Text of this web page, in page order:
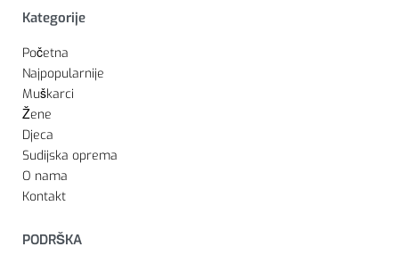
Kategorije
Početna
Najpopularnije
Muškarci
Žene
Djeca
Sudijska oprema
O nama
Kontakt
PODRŠKA